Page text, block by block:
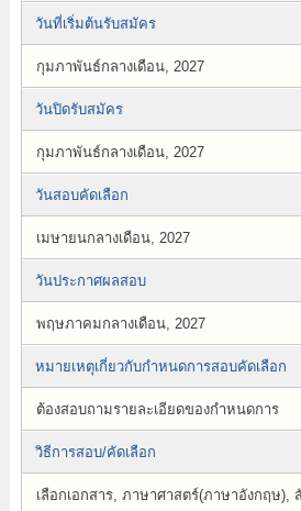
วันที่เริ่มต้นรับสมัคร
กุมภาพันธ์กลางเดือน, 2027
วันปิดรับสมัคร
กุมภาพันธ์กลางเดือน, 2027
วันสอบคัดเลือก
เมษายนกลางเดือน, 2027
วันประกาศผลสอบ
พฤษภาคมกลางเดือน, 2027
หมายเหตุเกี่ยวกับกำหนดการสอบคัดเลือก
ต้องสอบถามรายละเอียดของกำหนดการ
วิธีการสอบ/คัดเลือก
เลือกเอกสาร, ภาษาศาสตร์(ภาษาอังกฤษ